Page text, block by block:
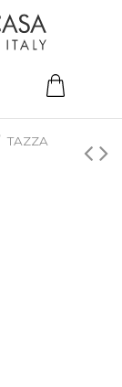
TAZZA